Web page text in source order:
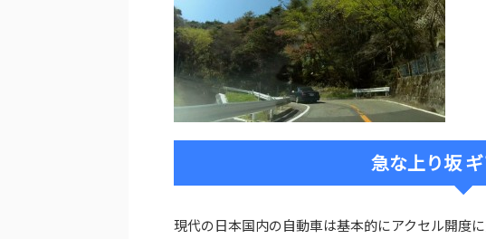
急な上り坂
現代の日本国内の自動車は基本的にアクセル開度